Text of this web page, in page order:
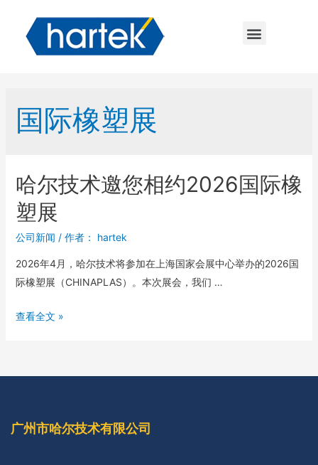
国际橡塑展
哈尔技术邀您相约2026国际橡
塑展
公司新闻 / 作者： hartek
2026年4月，哈尔技术将参加在上海国家会展中心举办的2026国
际橡塑展（CHINAPLAS）。本次展会，我们 …
查看全文 »
广州市哈尔技术有限公司